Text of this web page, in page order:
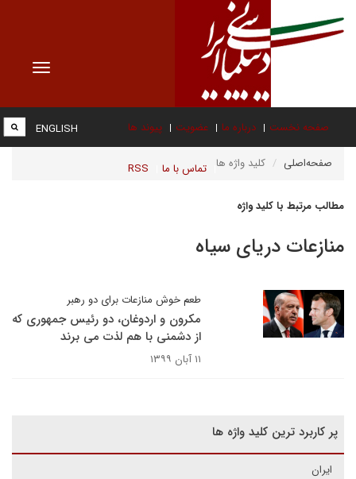
Toggle
صفحه نخست درباره ما عضویت پیوند ها
تماس با ما RSS
ENGLISH
صفحه‌اصلی کلید واژه ها
مطالب مرتبط با کلید واژه
منازعات دریای سیاه
طعم خوش منازعات برای دو رهبر
مکرون و اردوغان، دو رئیس جمهوری که
از دشمنی با هم لذت می برند
۱۱ آبان ۱۳۹۹
پر کاربرد ترین کلید واژه ها
ایران